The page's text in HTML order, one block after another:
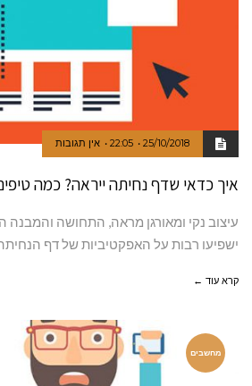
25/10/2018
22:05 אין תגובות
איך כדאי שדף נחיתה ייראה? כמה
עיצוב נקי ומאורגן מראה, התחושה והמבנה
ישפיעו רבות על האפקטיביות של דף
קרא עוד ←
מחשבים